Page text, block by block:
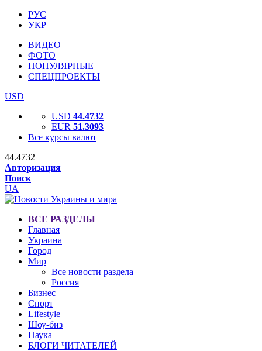
РУС
УКР
ВИДЕО
ФОТО
ПОПУЛЯРНЫЕ
СПЕЦПРОЕКТЫ
USD
USD 44.4732
EUR 51.3093
Все курсы валют
44.4732
Авторизация
Поиск
UA
ВСЕ РАЗДЕЛЫ
Главная
Украина
Город
Мир
Все новости раздела
Россия
Бизнес
Спорт
Lifestyle
Шоу-биз
Наука
БЛОГИ ЧИТАТЕЛЕЙ